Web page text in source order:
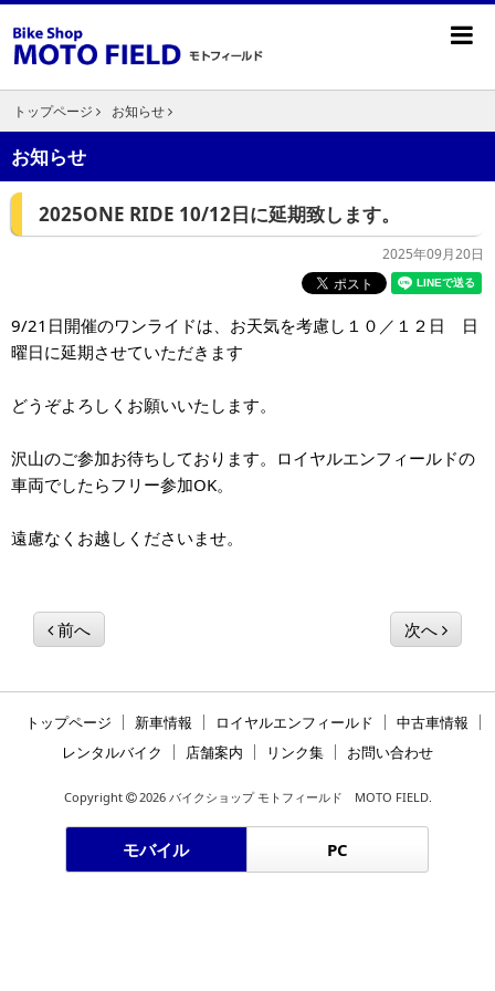
トップページ お知らせ
お知らせ
2025ONE RIDE 10/12日に延期致します。
2025年09月20日
9/21日開催のワンライドは、お天気を考慮し１０／１２日 日
曜日に延期させていただきます
どうぞよろしくお願いいたします。
沢山のご参加お待ちしております。ロイヤルエンフィールドの
車両でしたらフリー参加OK。
遠慮なくお越しくださいませ。
前へ 次へ
トップページ 新車情報 ロイヤルエンフィールド
中古車情報
レンタルバイク
店舗案内 リンク集 お問い合わせ
Copyright 2026 バイクショップ モトフィールド MOTO FIELD.
モバイル PC